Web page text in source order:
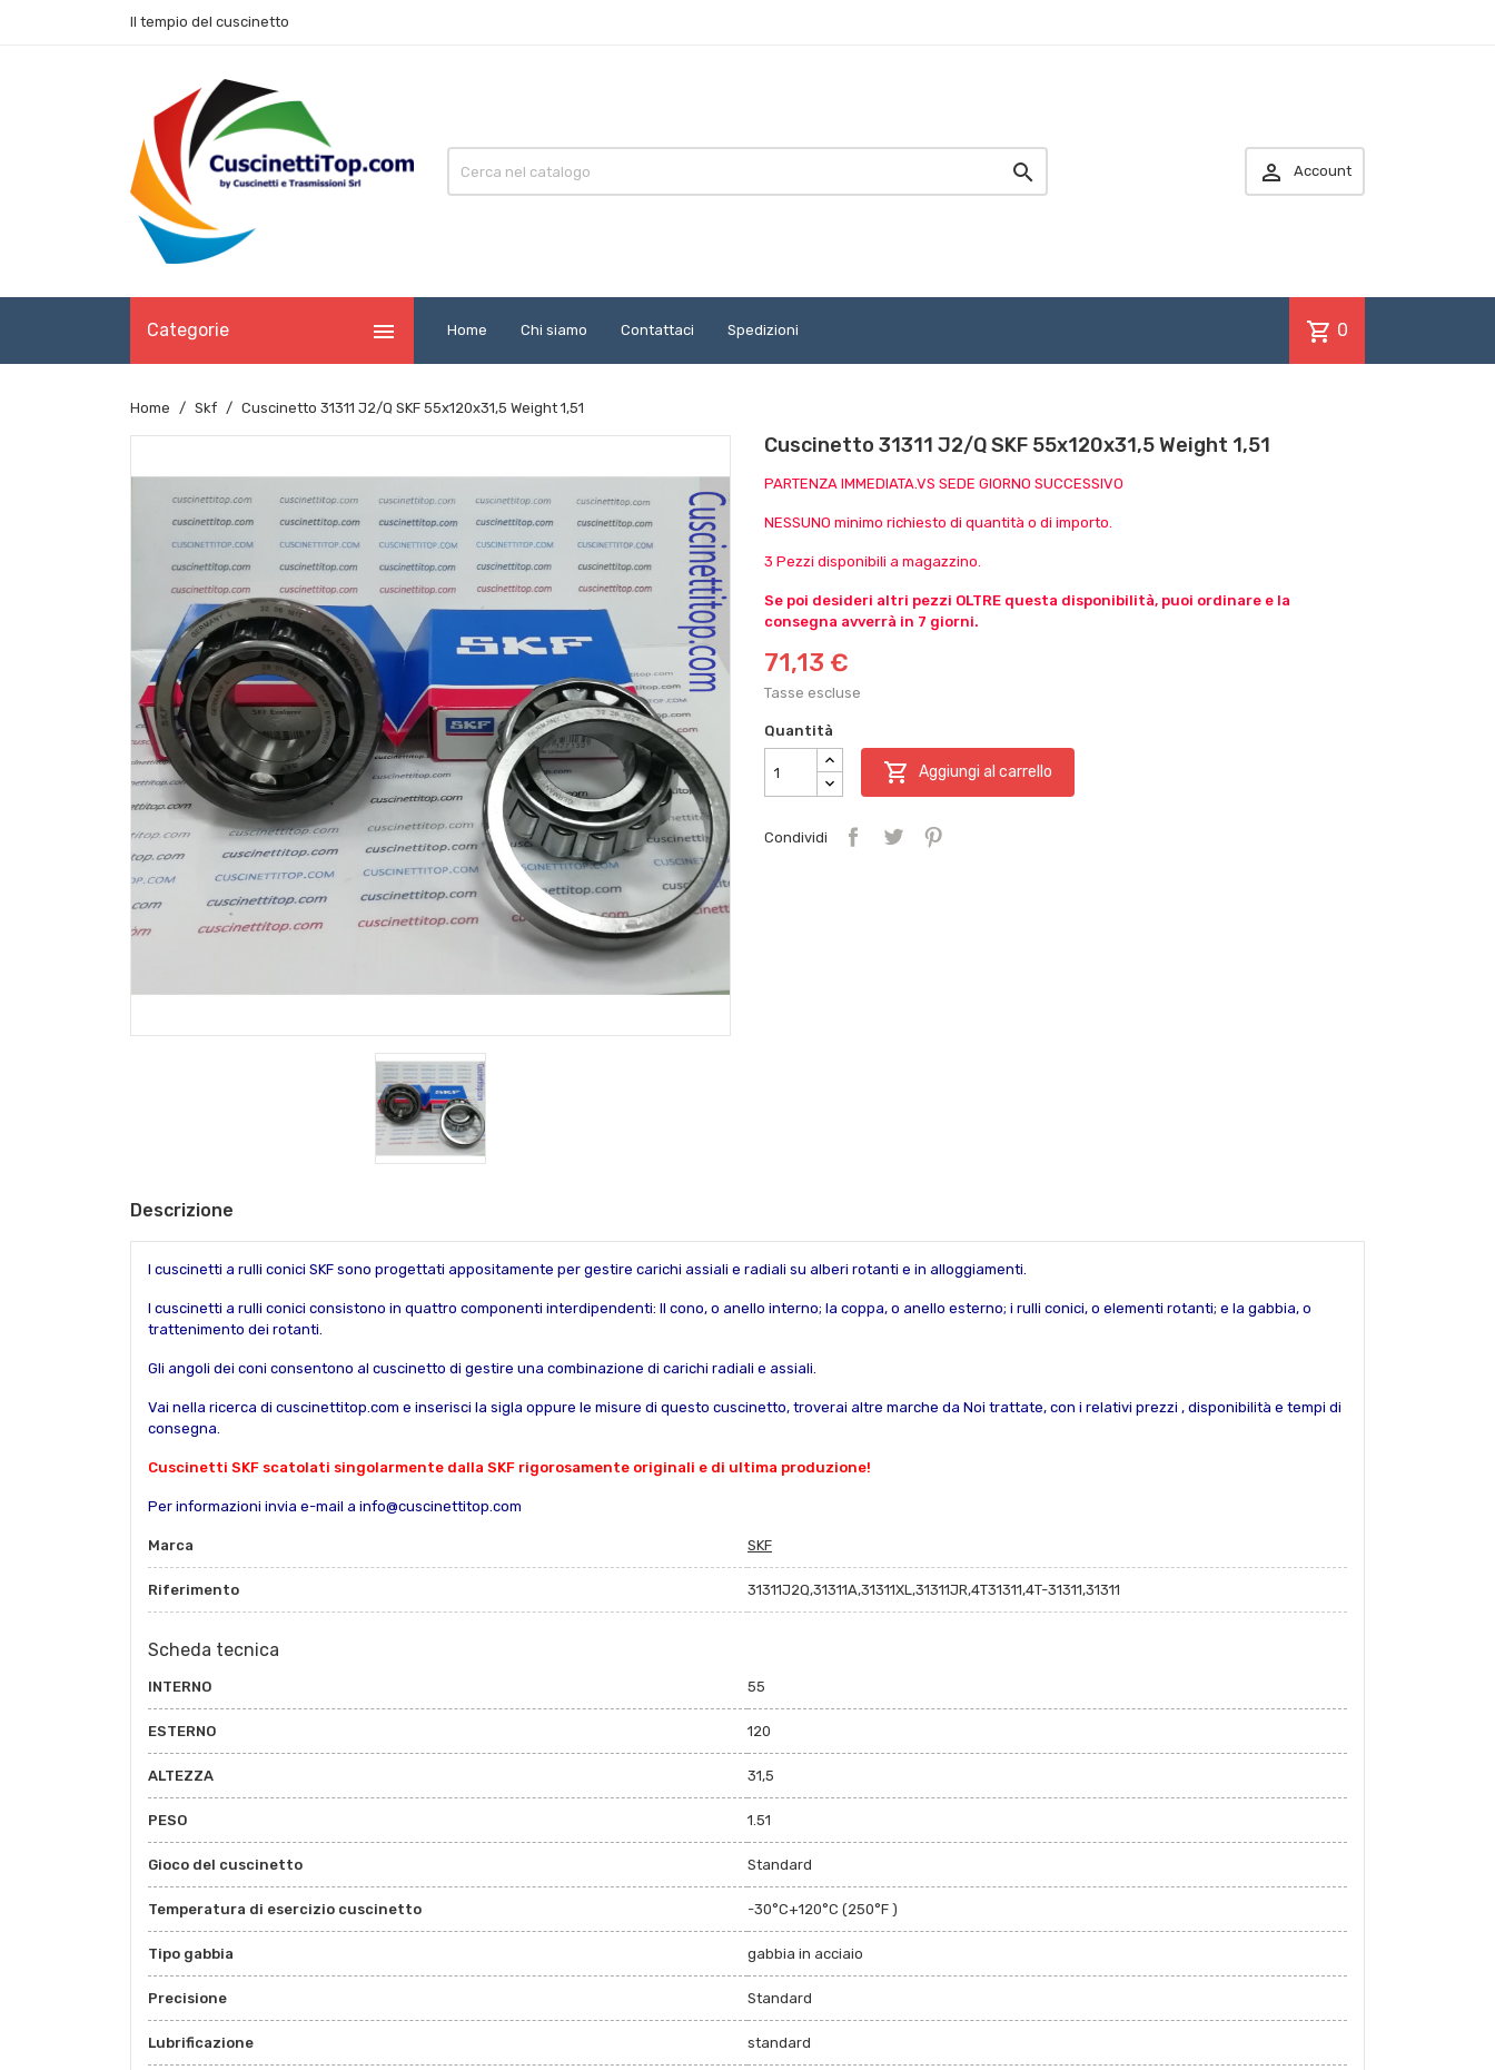
Il tempio del cuscinetto
  Account
Categorie  Home Chi siamo Contattaci Spedizioni shopping_cart 0
Home Skf Cuscinetto 31311 J2/Q SKF 55x120x31,5 Weight 1,51
Cuscinetto 31311 J2/Q SKF 55x120x31,5 Weight 1,51
PARTENZA IMMEDIATA.VS SEDE GIORNO SUCCESSIVO
NESSUNO minimo richiesto di quantità o di importo.
3 Pezzi disponibili a magazzino.
Se poi desideri altri pezzi OLTRE questa disponibilità, puoi ordinare e la
consegna avverrà in 7 giorni.
71,13 €
Tasse escluse
Quantità
 Aggiungi al carrello
Condividi
Descrizione
I cuscinetti a rulli conici SKF sono progettati appositamente per gestire carichi assiali e radiali su alberi rotanti e in alloggiamenti.
I cuscinetti a rulli conici consistono in quattro componenti interdipendenti: Il cono, o anello interno; la coppa, o anello esterno; i rulli conici, o elementi rotanti; e la gabbia, o
trattenimento dei rotanti.
Gli angoli dei coni consentono al cuscinetto di gestire una combinazione di carichi radiali e assiali.
Vai nella ricerca di cuscinettitop.com e inserisci la sigla oppure le misure di questo cuscinetto, troverai altre marche da Noi trattate, con i relativi prezzi , disponibilità e tempi di
consegna.
Cuscinetti SKF scatolati singolarmente dalla SKF rigorosamente originali e di ultima produzione!
Per informazioni invia e-mail a info@cuscinettitop.com
Marca SKF
Riferimento 31311J2Q,31311A,31311XL,31311JR,4T31311,4T-31311,31311
Scheda tecnica
INTERNO 55
ESTERNO 120
ALTEZZA 31,5
PESO 1.51
Gioco del cuscinetto Standard
Temperatura di esercizio cuscinetto -30°C+120°C (250°F )
Tipo gabbia gabbia in acciaio
Precisione Standard
Lubrificazione standard